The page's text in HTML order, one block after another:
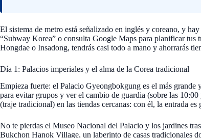
El sistema de metro está señalizado en inglés y coreano, y
“Subway Korea” o consulta Google Maps para planificar tus
Hongdae o Insadong, tendrás casi todo a mano y ahorrarás
Día 1: Palacios imperiales y el alma de la Corea tradicional
Empieza fuerte: el Palacio Gyeongbokgung es el más grande
para evitar grupos y ver el cambio de guardia (sobre las
(traje tradicional) en las tiendas cercanas: con él, la entrada
No te pierdas el Museo Nacional del Palacio y los jardines
Bukchon Hanok Village, un laberinto de casas tradicionales